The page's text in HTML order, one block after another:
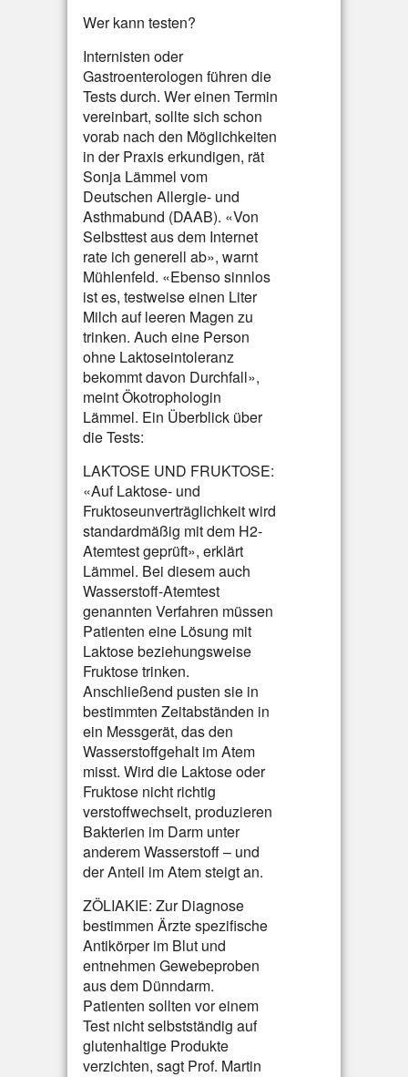
Wer kann testen?
Internisten oder
Gastroenterologen führen die
Tests durch. Wer einen Termin
vereinbart, sollte sich schon
vorab nach den Möglichkeiten
in der Praxis erkundigen, rät
Sonja Lämmel vom
Deutschen Allergie- und
Asthmabund (DAAB). «Von
Selbsttest aus dem Internet
rate ich generell ab», warnt
Mühlenfeld. «Ebenso sinnlos
ist es, testweise einen Liter
Milch auf leeren Magen zu
trinken. Auch eine Person
ohne Laktoseintoleranz
bekommt davon Durchfall»,
meint Ökotrophologin
Lämmel. Ein Überblick über
die Tests:
LAKTOSE UND FRUKTOSE:
«Auf Laktose- und
Fruktoseunverträglichkeit wird
standardmäßig mit dem H2-
Atemtest geprüft», erklärt
Lämmel. Bei diesem auch
Wasserstoff-Atemtest
genannten Verfahren müssen
Patienten eine Lösung mit
Laktose beziehungsweise
Fruktose trinken.
Anschließend pusten sie in
bestimmten Zeitabständen in
ein Messgerät, das den
Wasserstoffgehalt im Atem
misst. Wird die Laktose oder
Fruktose nicht richtig
verstoffwechselt, produzieren
Bakterien im Darm unter
anderem Wasserstoff – und
der Anteil im Atem steigt an.
ZÖLIAKIE: Zur Diagnose
bestimmen Ärzte spezifische
Antikörper im Blut und
entnehmen Gewebeproben
aus dem Dünndarm.
Patienten sollten vor einem
Test nicht selbstständig auf
glutenhaltige Produkte
verzichten, sagt Prof. Martin